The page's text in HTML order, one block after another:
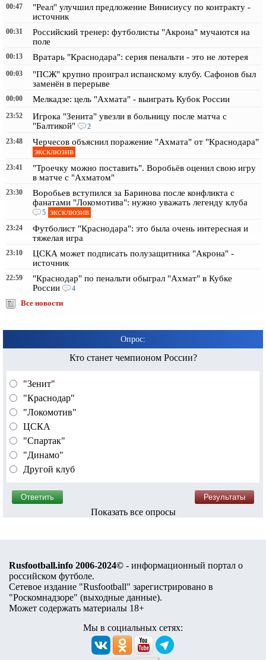
00:47
"Реал" улучшил предложение Винисиусу по контракту -
источник
00:31
Российский тренер: футболисты "Акрона" мучаются на
поле
00:13 Вратарь "Краснодара": серия пенальти - это не лотерея
00:03
"ПСЖ" крупно проиграл испанскому клубу. Сафонов был
заменён в перерыве
00:00 Мелкадзе: цель "Ахмата" - выиграть Кубок России
23:52
Игрока "Зенита" увезли в больницу после матча с
"Балтикой"
2
23:48
Черчесов объяснил поражение "Ахмата" от "Краснодара"
эксклюзив
23:41
"Троечку можно поставить". Воробьёв оценил свою игру
в матче с "Ахматом"
23:30
Воробьев вступился за Баринова после конфликта с
фанатами "Локомотива": нужно уважать легенду клуба
5 эксклюзив
23:24
Футболист "Краснодара": это была очень интересная и
тяжелая игра
23:10
ЦСКА может подписать полузащитника "Акрона" -
источник
22:59
"Краснодар" по пенальти обыграл "Ахмат" в Кубке
России
4
Все новости
Опрос:
Кто станет чемпионом России?
"Зенит"
"Краснодар"
"Локомотив"
ЦСКА
"Спартак"
"Динамо"
Другой клуб
Показать все опросы
Rusfootball.info 2006-2024© - информационный портал о
российском футболе.
Сетевое издание "Rusfootball" зарегистрировано в
"Роскомнадзоре" (выходные данные).
Может содержать материалы 18+
Мы в социальных сетях: